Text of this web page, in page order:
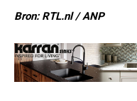
Bron: RTL.nl / ANP